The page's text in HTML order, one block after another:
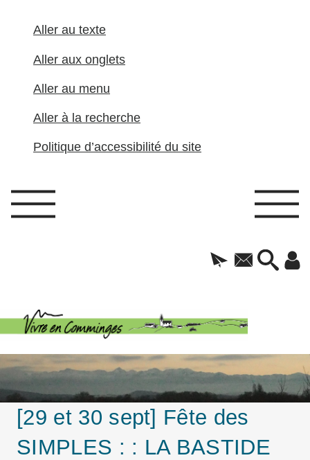
Aller au texte
Aller aux onglets
Aller au menu
Aller à la recherche
Politique d’accessibilité du site
[29 et 30 sept] Fête des
SIMPLES : : LA BASTIDE